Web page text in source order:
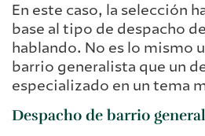
En este caso, la selección
base al tipo de despacho
hablando. No es lo mismo
barrio generalista que un
especializado en un tema
Despacho de barrio